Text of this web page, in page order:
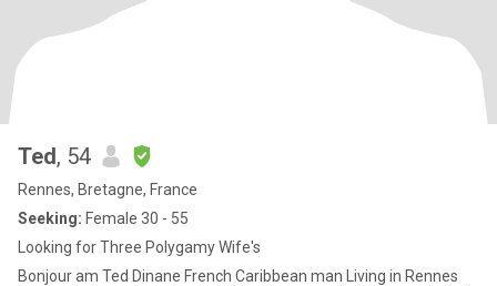
Ted, 54
Rennes, Bretagne, France
Seeking: Female 30 - 55
Looking for Three Polygamy Wife's
Bonjour am Ted Dinane French Caribbean man Living in Rennes